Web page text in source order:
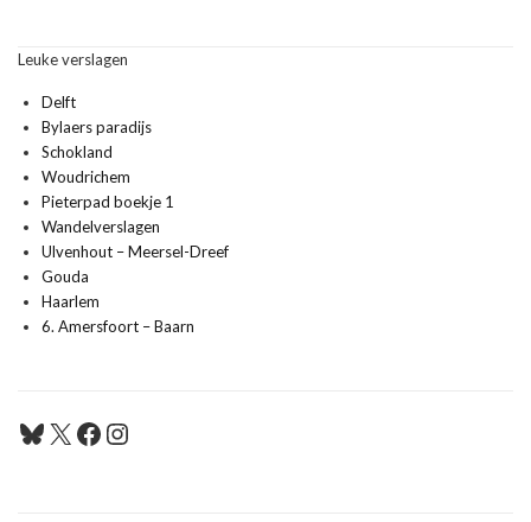
Leuke verslagen
Delft
Bylaers paradijs
Schokland
Woudrichem
Pieterpad boekje 1
Wandelverslagen
Ulvenhout – Meersel-Dreef
Gouda
Haarlem
6. Amersfoort – Baarn
Bluesky
X Facebook
Instagram